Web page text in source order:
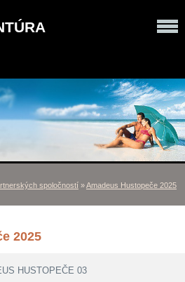
spoločností »Amadeus Hustopeče 2025
2025
HUSTOPEČE 03